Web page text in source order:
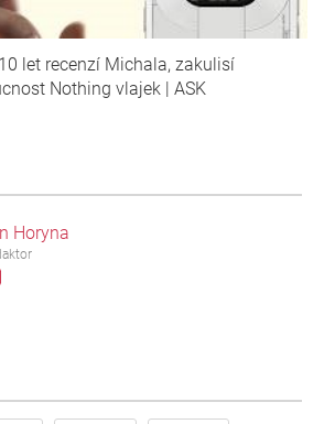
Horyna
let recenzí Michala, zakulisí
Nothing vlajek | ASK